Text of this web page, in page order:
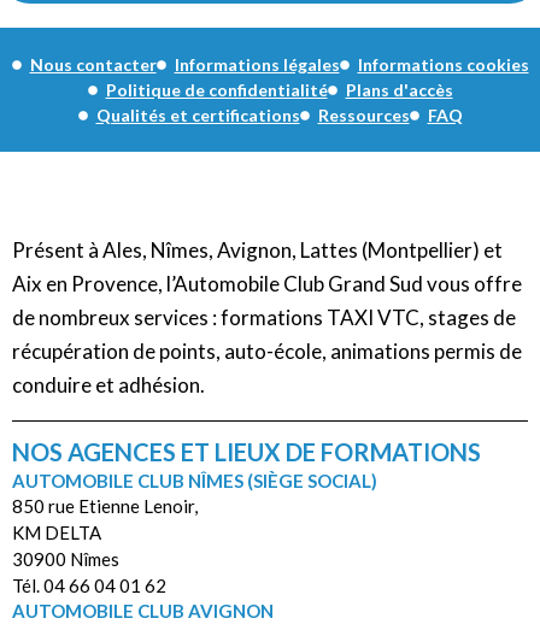
Nous contacter Informations légales
Informations cookies
Politique de confidentialité
Plans d'accès
Qualités et certifications
Ressources FAQ
Présent à Ales, Nîmes, Avignon, Lattes (Montpellier) et
Aix en Provence, l’Automobile Club Grand Sud vous offre
de nombreux services : formations TAXI VTC, stages de
récupération de points, auto-école, animations permis de
conduire et adhésion.
NOS AGENCES ET LIEUX DE FORMATIONS
AUTOMOBILE CLUB NÎMES (SIÈGE SOCIAL)
850 rue Etienne Lenoir,
KM DELTA
30900 Nîmes
Tél. 04 66 04 01 62
AUTOMOBILE CLUB AVIGNON